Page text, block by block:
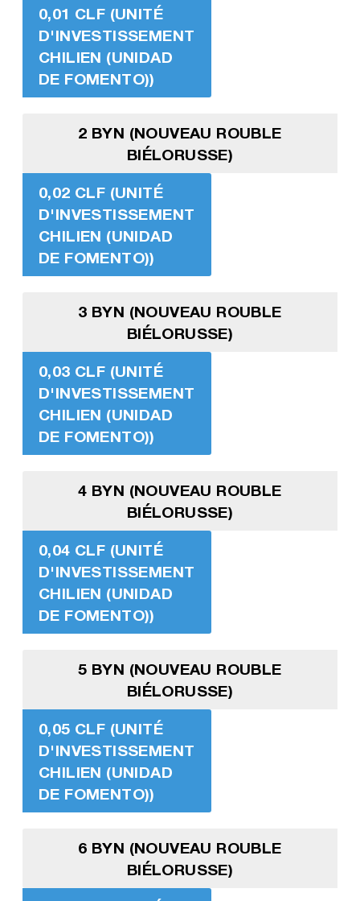
0,01 CLF (UNITÉ
D'INVESTISSEMENT
CHILIEN (UNIDAD
DE FOMENTO))
2 BYN (NOUVEAU ROUBLE
BIÉLORUSSE)
0,02 CLF (UNITÉ
D'INVESTISSEMENT
CHILIEN (UNIDAD
DE FOMENTO))
3 BYN (NOUVEAU ROUBLE
BIÉLORUSSE)
0,03 CLF (UNITÉ
D'INVESTISSEMENT
CHILIEN (UNIDAD
DE FOMENTO))
4 BYN (NOUVEAU ROUBLE
BIÉLORUSSE)
0,04 CLF (UNITÉ
D'INVESTISSEMENT
CHILIEN (UNIDAD
DE FOMENTO))
5 BYN (NOUVEAU ROUBLE
BIÉLORUSSE)
0,05 CLF (UNITÉ
D'INVESTISSEMENT
CHILIEN (UNIDAD
DE FOMENTO))
6 BYN (NOUVEAU ROUBLE
BIÉLORUSSE)